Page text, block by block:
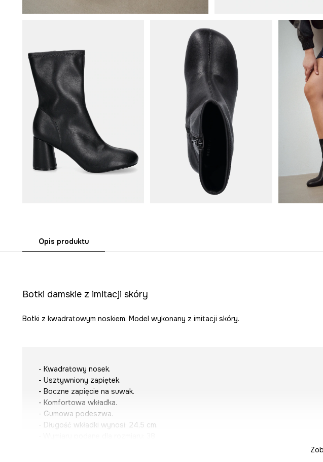
Opis produktu
Botki damskie z imitacji skóry
Botki z kwadratowym noskiem. Model wykonany z imitacji skóry.
- Kwadratowy nosek.
- Usztywniony zapiętek.
- Boczne zapięcie na suwak.
- Komfortowa wkładka.
- Gumowa podeszwa.
- Długość wkładki wynosi: 24,5 cm.